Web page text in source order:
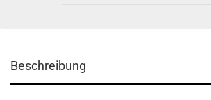
Beschreibung